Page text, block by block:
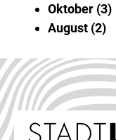
Oktober 3
August 2